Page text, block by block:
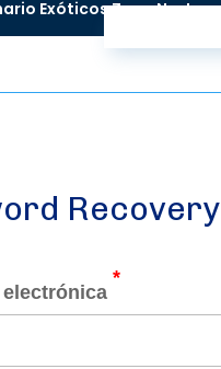
Exóticos Zona Norte
Recovery
*